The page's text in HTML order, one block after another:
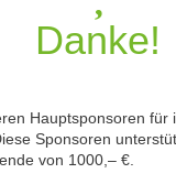
Danke!
Hauptsponsoren für
Sponsoren
von 1000,– €.